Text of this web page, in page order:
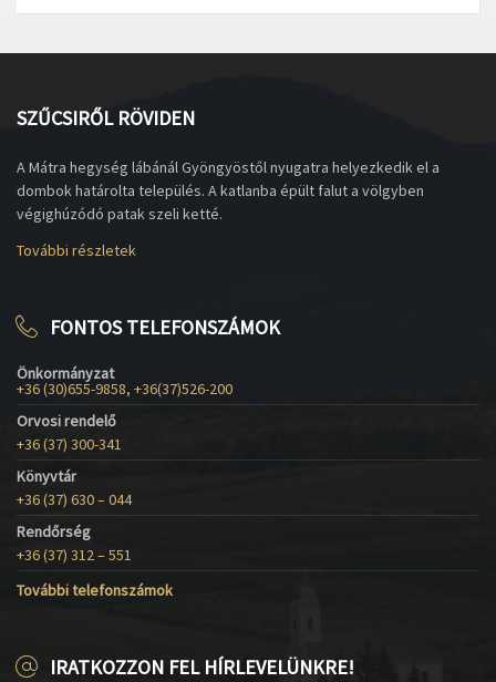
SZŰCSIRŐL RÖVIDEN
A Mátra hegység lábánál Gyöngyöstől nyugatra helyezkedik el a
dombok határolta település. A katlanba épült falut a völgyben
végighúzódó patak szeli ketté.
További részletek
FONTOS TELEFONSZÁMOK
Önkormányzat
+36 (30)655-9858, +36(37)526-200
Orvosi rendelő
+36 (37) 300-341
Könyvtár
+36 (37) 630 – 044
Rendőrség
+36 (37) 312 – 551
További telefonszámok
IRATKOZZON FEL HÍRLEVELÜNKRE!